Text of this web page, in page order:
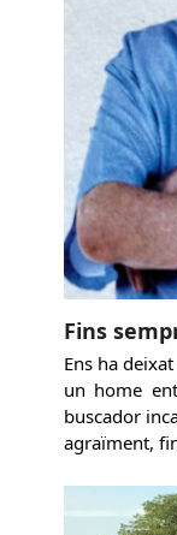
Fins
Ens ha
un home
buscador
agraïment,